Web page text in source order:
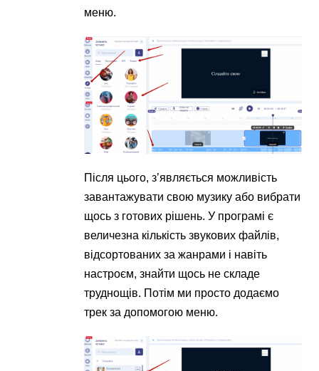
меню.
Після цього, з’являється можливість
завантажувати свою музику або вибрати
щось з готових рішень. У програмі є
величезна кількість звукових файлів,
відсортованих за жанрами і навіть
настроєм, знайти щось не складе
труднощів. Потім ми просто додаємо
трек за допомогою меню.